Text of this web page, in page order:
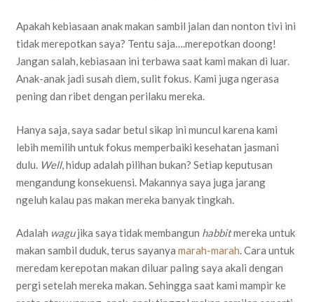
Apakah kebiasaan anak makan sambil jalan dan nonton tivi ini
tidak merepotkan saya? Tentu saja….merepotkan doong!
Jangan salah, kebiasaan ini terbawa saat kami makan di luar.
Anak-anak jadi susah diem, sulit fokus. Kami juga ngerasa
pening dan ribet dengan perilaku mereka.
Hanya saja, saya sadar betul sikap ini muncul karena kami
lebih memilih untuk fokus memperbaiki kesehatan jasmani
dulu. Well, hidup adalah pilihan bukan? Setiap keputusan
mengandung konsekuensi. Makannya saya juga jarang
ngeluh kalau pas makan mereka banyak tingkah.
Adalah wagujika saya tidak membangun habbitmereka untuk
makan sambil duduk, terus sayanya marah-marah. Cara untuk
meredam kerepotan makan diluar paling saya akali dengan
pergi setelah mereka makan. Sehingga saat kami mampir ke